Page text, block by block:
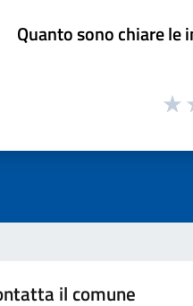
Quanto sono chiare le
il comune